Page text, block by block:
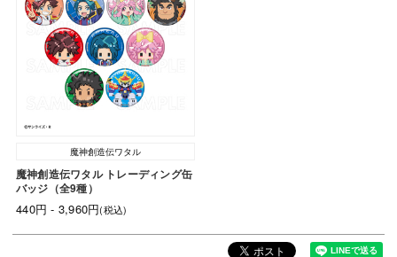
魔神創造伝ワタル
魔神創造伝ワタル トレーディング缶
バッジ（全9種）
440円 - 3,960円(税込)